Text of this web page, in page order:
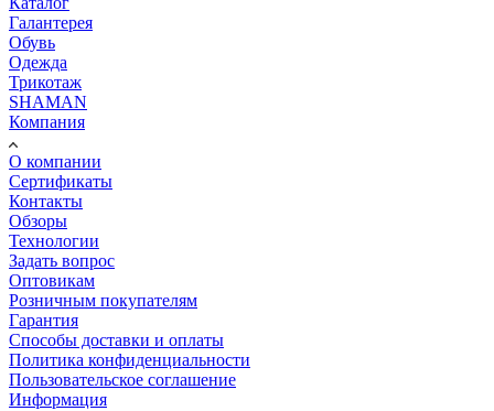
Галантерея
Обувь
Одежда
Трикотаж
SHAMAN
Компания
О компании
Сертификаты
Контакты
Обзоры
Технологии
Задать вопрос
Оптовикам
Розничным покупателям
Гарантия
Способы доставки и оплаты
Политика конфиденциальности
Пользовательское соглашение
Информация